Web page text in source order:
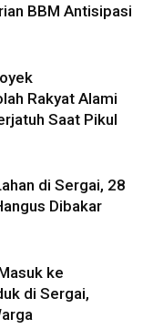
BBM Antisipasi
Rakyat Alami
Saat Pikul
di Sergai, 28
Dibakar
ke
di Sergai,